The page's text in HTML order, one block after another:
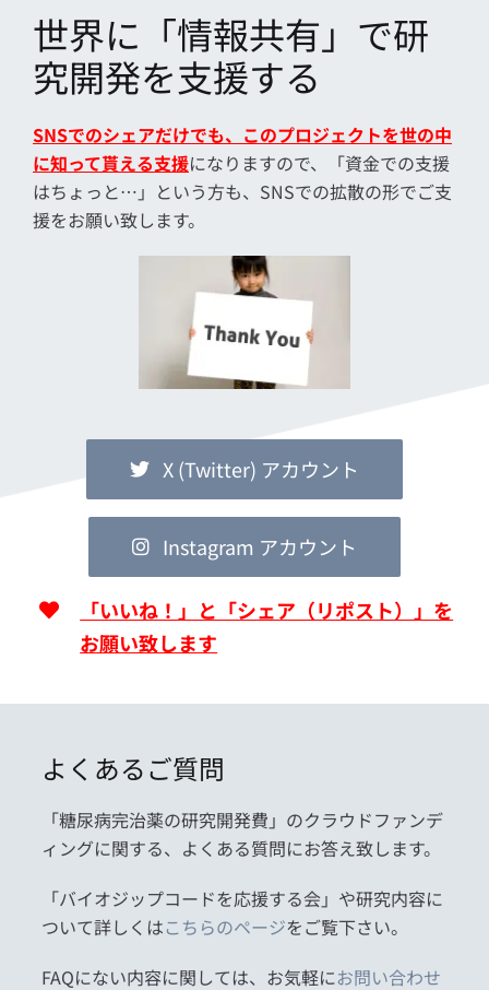
X (Twitter) アカウント
Instagram アカウント
「いいね！」と「シェア（リポスト）」を
お願い致します
世界に「情報共有」で研
究開発を支援する
SNSでのシェアだけでも、このプロジェクトを世の中
に知って貰える支援になりますので、「資金での支援
はちょっと…」という方も、SNSでの拡散の形でご支
援をお願い致します。
よくあるご質問
「糖尿病完治薬の研究開発費」のクラウドファンデ
ィングに関する、よくある質問にお答え致します。
「バイオジップコードを応援する会」や研究内容に
ついて詳しくはこちらのページをご覧下さい。
FAQにない内容に関しては、お気軽にお問い合わせ